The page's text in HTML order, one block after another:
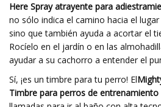
Here Spray atrayente para
no sólo indica el camino hacia el
sino que también ayuda a acortar el
Rocíelo en el jardín o en las
ayudar a su cachorro a entender el
Sí, ¡es un timbre para tu perro! El
Timbre para perros de